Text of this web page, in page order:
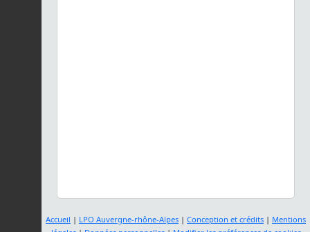
Accueil | LPO Auvergne-rhône-Alpes | Conception et crédits | Mentions